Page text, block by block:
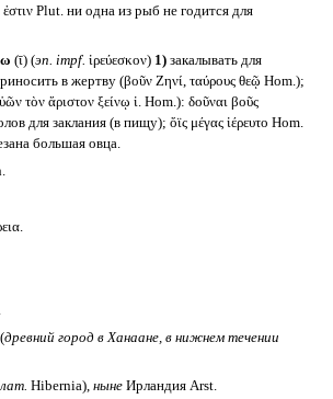
ἐστιν Plut. ни одна из рыб не годится для
(ῑ) (эп. impf. ἱρεύεσκον) 1)закалывать для
в жертву (βοῦν Ζηνί, ταύρους θεῷ Hom.);
τὸν ἄριστον ξείνῳ ἱ. Hom.): δοῦναι βοῦς
для заклания (в пищу); ὄϊς μέγας ἱέρευτο Hom.
большая овца.
древний город в Ханаане, в нижнем течении
лат. Hibernia), нынеИрландия Arst.